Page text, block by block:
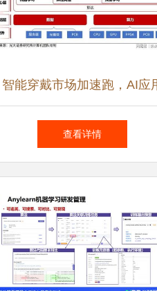
智能穿戴市场加速跑，AI应
软件成核心驱动力
查看详情